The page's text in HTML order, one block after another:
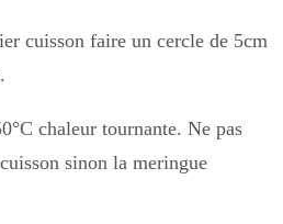
cuisson faire un cercle de 5cm
chaleur tournante. Ne pas
sinon la meringue